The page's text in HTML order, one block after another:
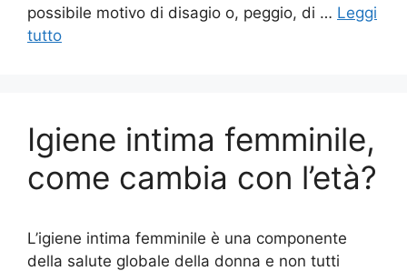
possibile motivo di disagio o, peggio, di … Leggi
tutto
Igiene intima femminile,
come cambia con l’età?
L’igiene intima femminile è una componente
della salute globale della donna e non tutti